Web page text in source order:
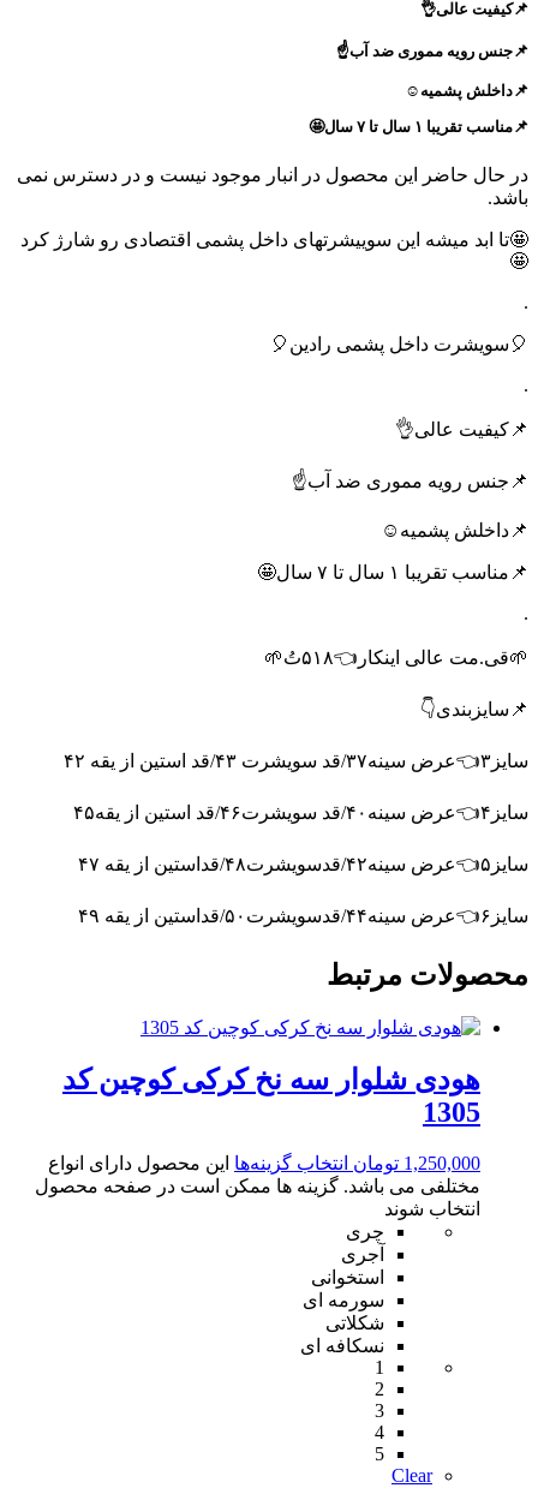
📌کیفیت عالی👌
📌جنس رویه مموری ضد آب☝️
📌داخلش پشمیه☺️
📌مناسب تقریبا ۱ سال تا ۷ سال🤩
در حال حاضر این محصول در انبار موجود نیست و در دسترس نمی
باشد.
🤩تا ابد میشه این سوییشرتهای داخل پشمی اقتصادی رو شارژ کرد
🤩
.
🎈سویشرت داخل پشمی رادین🎈
.
📌کیفیت عالی👌
📌جنس رویه مموری ضد آب☝️
📌داخلش پشمیه☺️
📌مناسب تقریبا ۱ سال تا ۷ سال🤩
.
🌱قی.مت عالی اینکار👈۵۱۸تُ🌱
📌سایزبندی👇
سایز۳👈عرض سینه۳۷/قد سویشرت ۴۳/قد استین از یقه ۴۲
سایز۴👈عرض سینه۴۰/قد سویشرت۴۶/قد استین از یقه۴۵
سایز۵👈عرض سینه۴۲/قدسویشرت۴۸/قداستین از یقه ۴۷
سایز۶👈عرض سینه۴۴/قدسویشرت۵۰/قداستین از یقه ۴۹
محصولات مرتبط
هودی شلوار سه نخ کرکی کوچین کد
1305
1,250,000 تومان انتخاب گزینه‌ها این محصول دارای انواع
مختلفی می باشد. گزینه ها ممکن است در صفحه محصول
انتخاب شوند
چری
آجری
استخوانی
سورمه ای
شکلاتی
نسکافه ای
1
2
3
4
5
Clear